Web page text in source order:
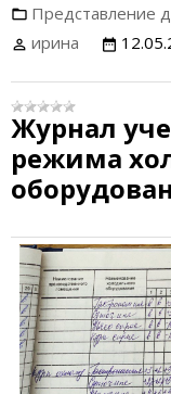
Представление
ирина
Журнал
режима